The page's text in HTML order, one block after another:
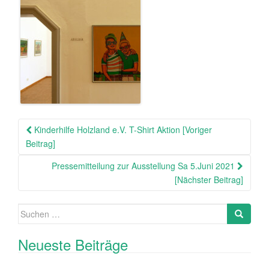
Beitragsnavigation
Kinderhilfe Holzland e.V. T-Shirt Aktion [Voriger
Beitrag]
Pressemitteilung zur Ausstellung Sa 5.Juni 2021
[Nächster Beitrag]
Suche
Search
Neueste Beiträge